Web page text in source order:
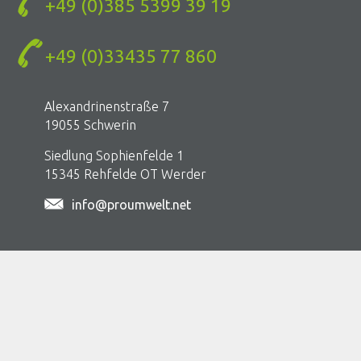
sredinem , i štetnih materija u zatvorenim prostorima
Koperaciona platforma SEE You
Kontakt
SRB
EN
+49 (0)385 5399 39 19
+49 (0)33435 77 860
Alexandrinenstraße 7
19055 Schwerin
Siedlung Sophienfelde 1
15345 Rehfelde OT Werder
info@proumwelt.net